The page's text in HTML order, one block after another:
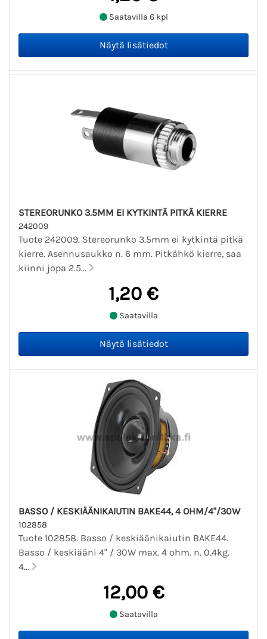
Saatavilla 6 kpl
STEREORUNKO 3.5MM EI KYTKINTÄ PITKÄ KIERRE
242009
Tuote 242009. Stereorunko 3.5mm ei kytkintä pitkä
kierre. Asennusaukko n. 6 mm. Pitkähkö kierre, saa
kiinni jopa 2.5...
1,20 €
Saatavilla
BASSO / KESKIÄÄNIKAIUTIN BAKE44, 4 OHM/4"/30W
102858
Tuote 102858. Basso / keskiäänikaiutin BAKE44.
Basso / keskiääni 4" / 30W max. 4 ohm. n. 0.4kg.
4...
12,00 €
Saatavilla